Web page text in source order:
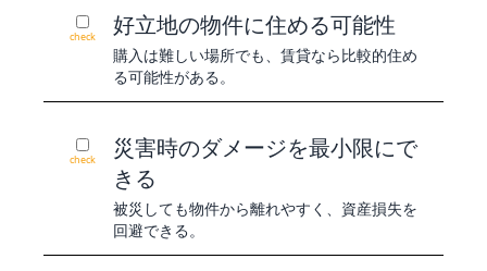
check 好立地の物件に住める可能性
購入は難しい場所でも、賃貸なら比較的住め
る可能性がある。
check
災害時のダメージを最小限にで
きる
被災しても物件から離れやすく、資産損失を
回避できる。